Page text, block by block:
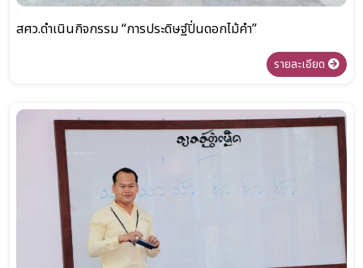
สศว.ดำเนินกิจกรรม “การประดิษฐ์ปิ่นดอกไม้คำ”
รายละเอียด